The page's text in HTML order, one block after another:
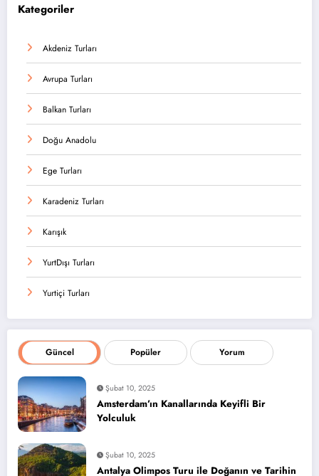
Kategoriler
Akdeniz Turları
Avrupa Turları
Balkan Turları
Doğu Anadolu
Ege Turları
Karadeniz Turları
Karışık
YurtDışı Turları
Yurtiçi Turları
Güncel Popüler Yorum
Şubat 10, 2025
Amsterdam’ın Kanallarında Keyifli Bir
Yolculuk
Şubat 10, 2025
Antalya Olimpos Turu ile Doğanın ve Tarihin